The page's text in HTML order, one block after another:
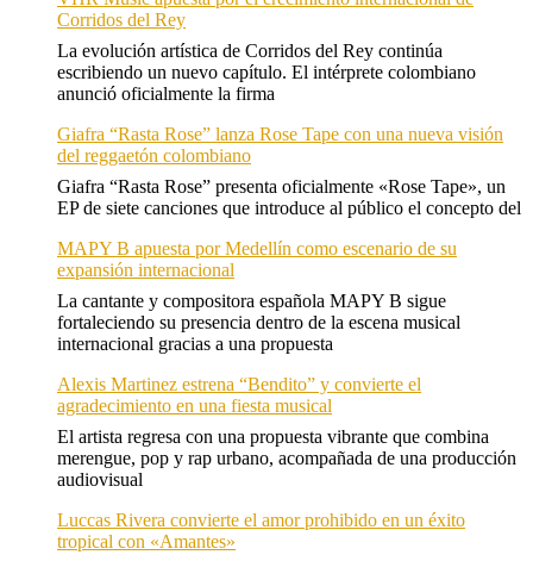
Corridos del Rey
La evolución artística de Corridos del Rey continúa
escribiendo un nuevo capítulo. El intérprete colombiano
anunció oficialmente la firma
Giafra “Rasta Rose” lanza Rose Tape con una nueva visión
del reggaetón colombiano
Giafra “Rasta Rose” presenta oficialmente «Rose Tape», un
EP de siete canciones que introduce al público el concepto del
MAPY B apuesta por Medellín como escenario de su
expansión internacional
La cantante y compositora española MAPY B sigue
fortaleciendo su presencia dentro de la escena musical
internacional gracias a una propuesta
Alexis Martinez estrena “Bendito” y convierte el
agradecimiento en una fiesta musical
El artista regresa con una propuesta vibrante que combina
merengue, pop y rap urbano, acompañada de una producción
audiovisual
Luccas Rivera convierte el amor prohibido en un éxito
tropical con «Amantes»